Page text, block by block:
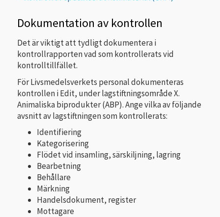
Dokumentation av kontrollen
Det är viktigt att tydligt dokumentera i
kontrollrapporten vad som kontrollerats vid
kontrolltillfället.
För Livsmedelsverkets personal dokumenteras
kontrollen i Edit, under lagstiftningsområde X.
Animaliska biprodukter (ABP). Ange vilka av följande
avsnitt av lagstiftningen som kontrollerats:
Identifiering
Kategorisering
Flödet vid insamling, särskiljning, lagring
Bearbetning
Behållare
Märkning
Handelsdokument, register
Mottagare